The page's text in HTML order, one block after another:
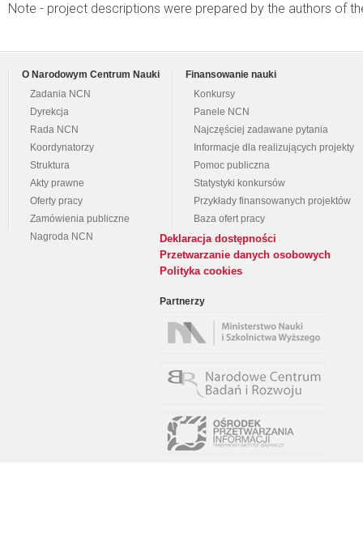
Note - project descriptions were prepared by the authors of
O Narodowym Centrum Nauki
Zadania NCN
Dyrekcja
Rada NCN
Koordynatorzy
Struktura
Akty prawne
Oferty pracy
Zamówienia publiczne
Nagroda NCN
Finansowanie nauki
Konkursy
Panele NCN
Najczęściej zadawane pytania
Informacje dla realizujących projekty
Pomoc publiczna
Statystyki konkursów
Przykłady finansowanych projektów
Baza ofert pracy
Deklaracja dostępności
Przetwarzanie danych osobowych
Polityka cookies
Partnerzy